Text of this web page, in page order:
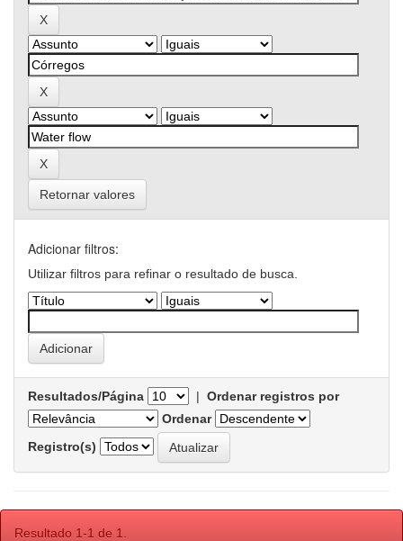
Retornar valores
Adicionar filtros:
Utilizar filtros para refinar o resultado de busca.
Resultados/Página | Ordenar registros por
Ordenar
Registro(s)
Resultado 1-1 de 1.